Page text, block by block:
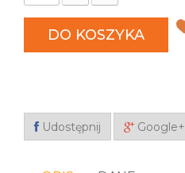
DO KOSZYKA
Udostępnij Google+